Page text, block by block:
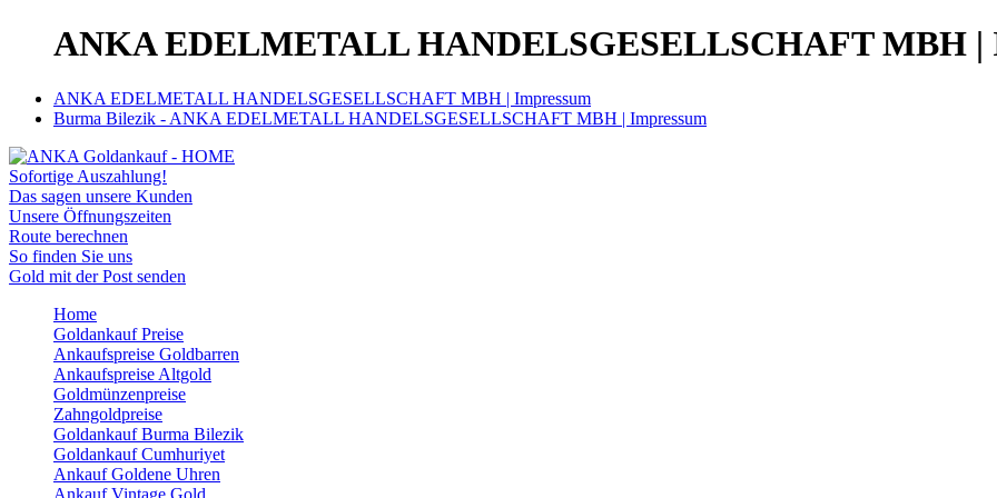
ANKA EDELMETALL HANDELSGESELLSCHAFT MBH |
ANKA EDELMETALL HANDELSGESELLSCHAFT MBH | Impressum
Burma Bilezik - ANKA EDELMETALL HANDELSGESELLSCHAFT MBH | Impressum
Sofortige Auszahlung!
Das sagen unsere Kunden
Unsere Öffnungszeiten
Route berechnen
So finden Sie uns
Gold mit der Post senden
Home
Goldankauf Preise
Ankaufspreise Goldbarren
Ankaufspreise Altgold
Goldmünzenpreise
Zahngoldpreise
Goldankauf Burma Bilezik
Goldankauf Cumhuriyet
Ankauf Goldene Uhren
Ankauf Vintage Gold